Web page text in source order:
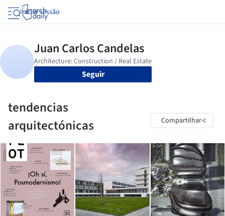
Iniciar sessão
Seguir
tendencias
arquitectónicas
Compartilhar